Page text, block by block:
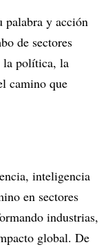
palabra y acción
de sectores
la política, la
camino que
inteligencia
en sectores
industrias,
global. De